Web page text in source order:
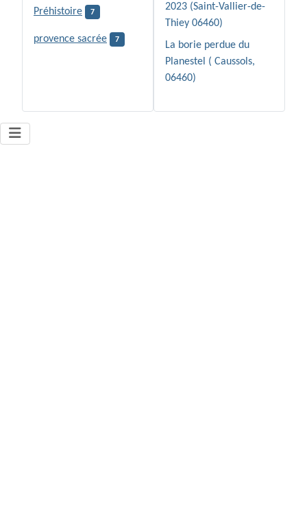
Préhistoire 7
provence sacrée 7
2023 (Saint-Vallier-de-
Thiey 06460)
La borie perdue du
Planestel ( Caussols,
06460)